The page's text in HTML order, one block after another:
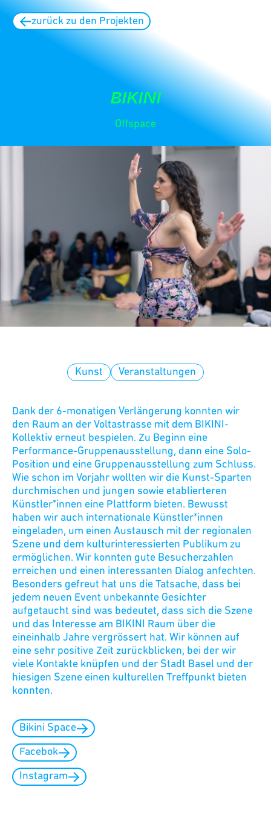
zurück zu den Projekten
BIKINI
Offspace
Kunst Veranstaltungen
Dank der 6-monatigen Verlängerung konnten wir
den Raum an der Voltastrasse mit dem BIKINI-
Kollektiv erneut bespielen. Zu Beginn eine
Performance-Gruppenausstellung, dann eine Solo-
Position und eine Gruppenausstellung zum Schluss.
Wie schon im Vorjahr wollten wir die Kunst-Sparten
durchmischen und jungen sowie etablierteren
Künstler*innen eine Plattform bieten. Bewusst
haben wir auch internationale Künstler*innen
eingeladen, um einen Austausch mit der regionalen
Szene und dem kulturinteressierten Publikum zu
ermöglichen. Wir konnten gute Besucherzahlen
erreichen und einen interessanten Dialog anfechten.
Besonders gefreut hat uns die Tatsache, dass bei
jedem neuen Event unbekannte Gesichter
aufgetaucht sind was bedeutet, dass sich die Szene
und das Interesse am BIKINI Raum über die
eineinhalb Jahre vergrössert hat. Wir können auf
eine sehr positive Zeit zurückblicken, bei der wir
viele Kontakte knüpfen und der Stadt Basel und der
hiesigen Szene einen kulturellen Treffpunkt bieten
konnten.
Bikini Space
Facebok
Instagram